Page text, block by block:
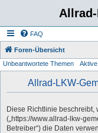
FAQ
Foren-Übersicht
Unbeantwortete Themen
Allrad-LKW-
Diese Richtlinie beschreibt,
(„https://www.allrad-lkw-
Betreiber“) die Daten